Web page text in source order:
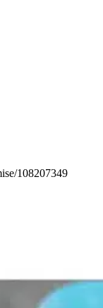
108207349